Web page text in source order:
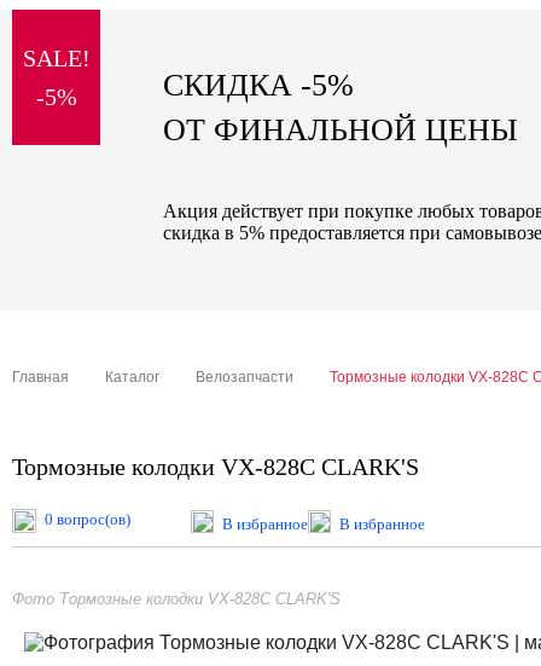
sale
special price
SALE!
-5%
СКИДКА -5%
ОТ ФИНАЛЬНОЙ ЦЕНЫ
Акция действует при покупке любых
скидка в 5% предоставляется при
Главная Каталог Велозапчасти Тормозные колодки VX-828C
Тормозные колодки VX-828C CLARK'S
0 вопрос(ов) В избранное В избранное
Фото Тормозные колодки VX-828C CLARK'S